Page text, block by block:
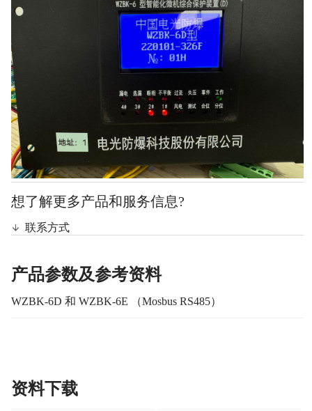
想了解更多产品和服务信息?
联系方式
产品参数及参考资料
WZBK-6D 和 WZBK-6E （Mosbus RS485）
资料下载